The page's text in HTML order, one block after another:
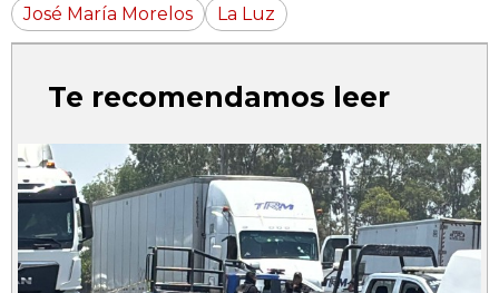
José María Morelos
La Luz
Te recomendamos leer